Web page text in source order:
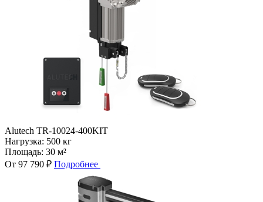
Alutech TR-10024-400KIT
Нагрузка: 500 кг
Площадь: 30 м²
От 97 790 ₽ Подробнее